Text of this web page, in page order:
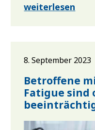
weiterlesen
8. September 2023
Betroffene
Fatigue sind